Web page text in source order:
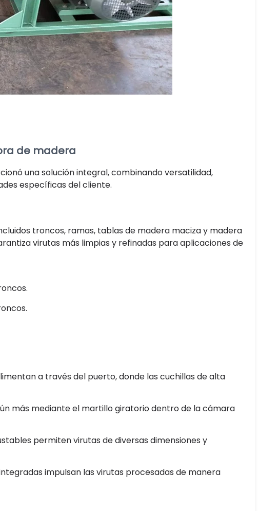
de madera
una solución integral, combinando versatilidad,
específicas del cliente.
troncos, ramas, tablas de madera maciza y madera
virutas más limpias y refinadas para aplicaciones de
a través del puerto, donde las cuchillas de alta
más mediante el martillo giratorio dentro de la cámara
permiten virutas de diversas dimensiones y
impulsan las virutas procesadas de manera